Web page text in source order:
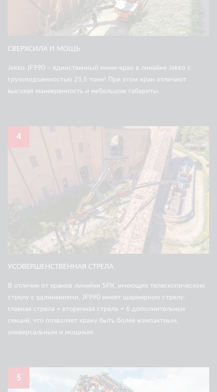
СВЕРХСИЛА И МОЩЬ
Jekko JF990 – единственный мини-кран в линейке Jekko с
грузоподъемностью 21,5 тонн! При этом кран отличают
высокая маневренность и небольшие габариты.
4
УСОВЕРШЕНСТВЕННАЯ СТРЕЛА
В отличие от кранов линейки SPX, имеющих телескопическую
стрелу с удлинениями, JF990 имеет шарнирную стрелу:
главная стрела + вторичная стрела + 6 дополнительных
секций, что позволяет крану быть более компактным,
универсальным и мощным.
5